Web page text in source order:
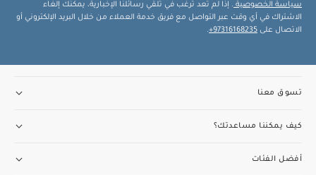
سياسة الخصوصية . إذا لم تعد ترغب في تلقي رسائلنا الإخبارية، يمكنك إلغاء
الاشتراك في أي وقت عبر التواصل مع فريق خدمة العملاء من خلال البريد الإلكتروني أو
الاتصال على 97316168235+
.
تسوق معنا
كيف يمكننا مساعدتك؟
أفضل الفئات